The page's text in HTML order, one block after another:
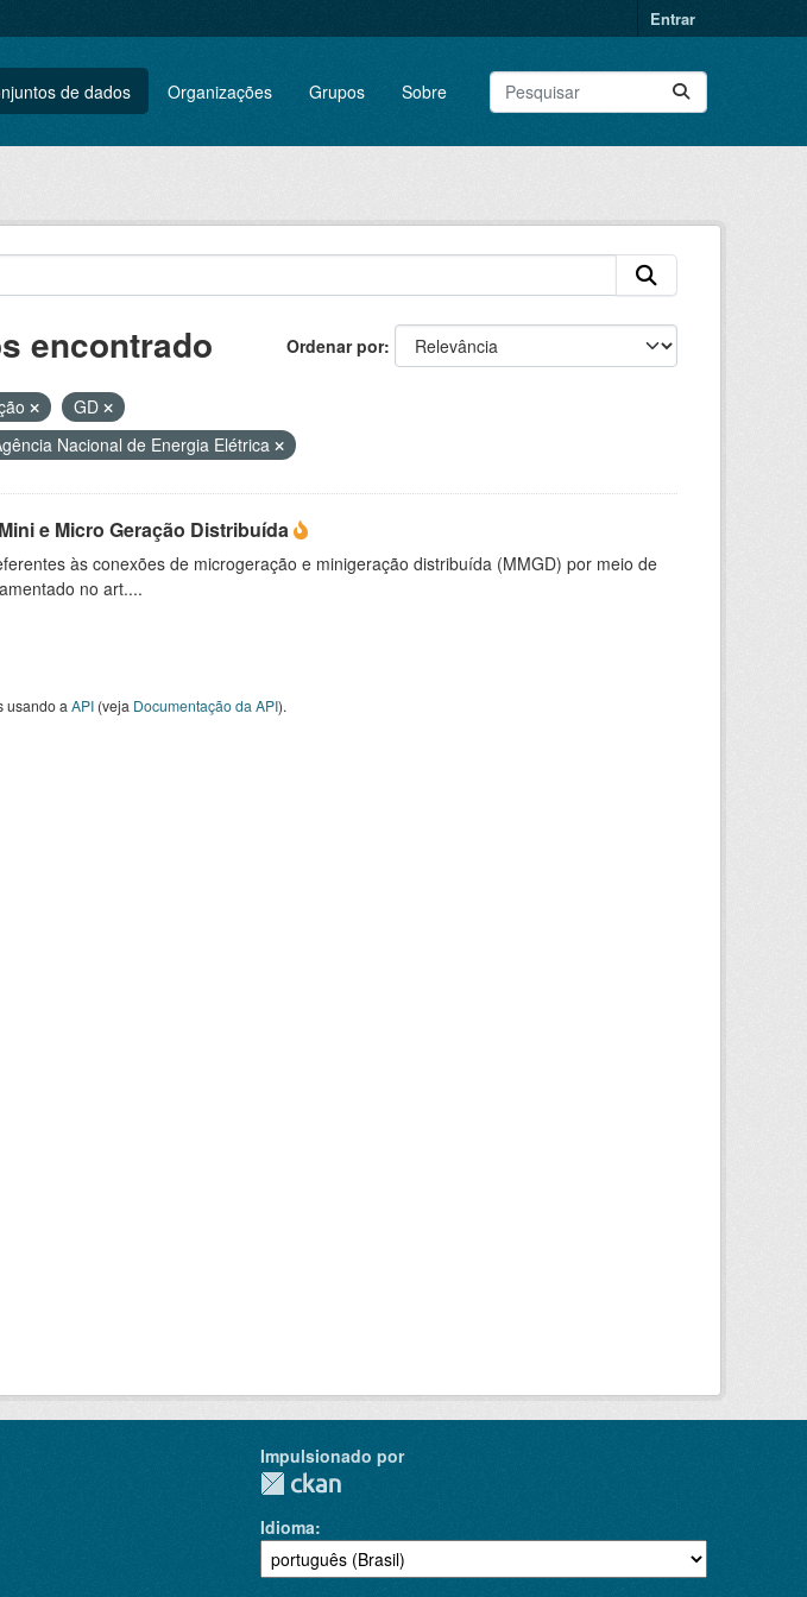
Entrar
de dados Organizações Grupos Sobre
Ordenar por
encontrado
GD
Nacional de Energia Elétrica
e Micro Geração Distribuída
às conexões de microgeração e minigeração distribuída (MMGD) por meio de
no art....
usando a API(veja Documentação da API).
Impulsionado por
Idioma